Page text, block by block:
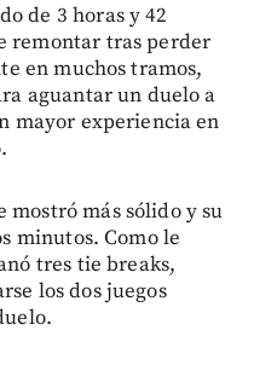
de 3 horas y 42
remontar tras perder
en muchos tramos,
aguantar un duelo a
mayor experiencia en
mostró más sólido y su
minutos. Como le
tres tie breaks,
los dos juegos